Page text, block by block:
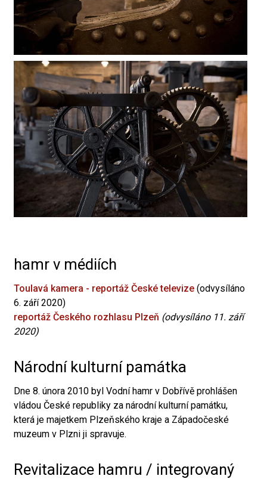
hamr v médiích
Toulavá kamera - reportáž České televize (odvysíláno
6. září 2020)
reportáž Českého rozhlasu Plzeň (odvysíláno 11. září
2020)
Národní kulturní památka
Dne 8. února 2010 byl Vodní hamr v Dobřívě prohlášen
vládou České republiky za národní kulturní památku,
která je majetkem Plzeňského kraje a Západočeské
muzeum v Plzni ji spravuje.
Revitalizace hamru / integrovaný